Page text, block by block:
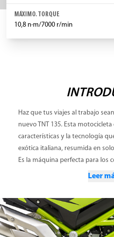
MÁXIMO. TORQUE
10,8 n·m/7000 r/min
Haz que tus viajes al trabajo
nuevo TNT 135. Esta
características y la tecnología
exótica italiana, resumida en
Es la máquina perfecta para los
novatos que buscan una
El motor tiene características
de cilindrada, refrigeración por
constante y un único árbol de
Leer